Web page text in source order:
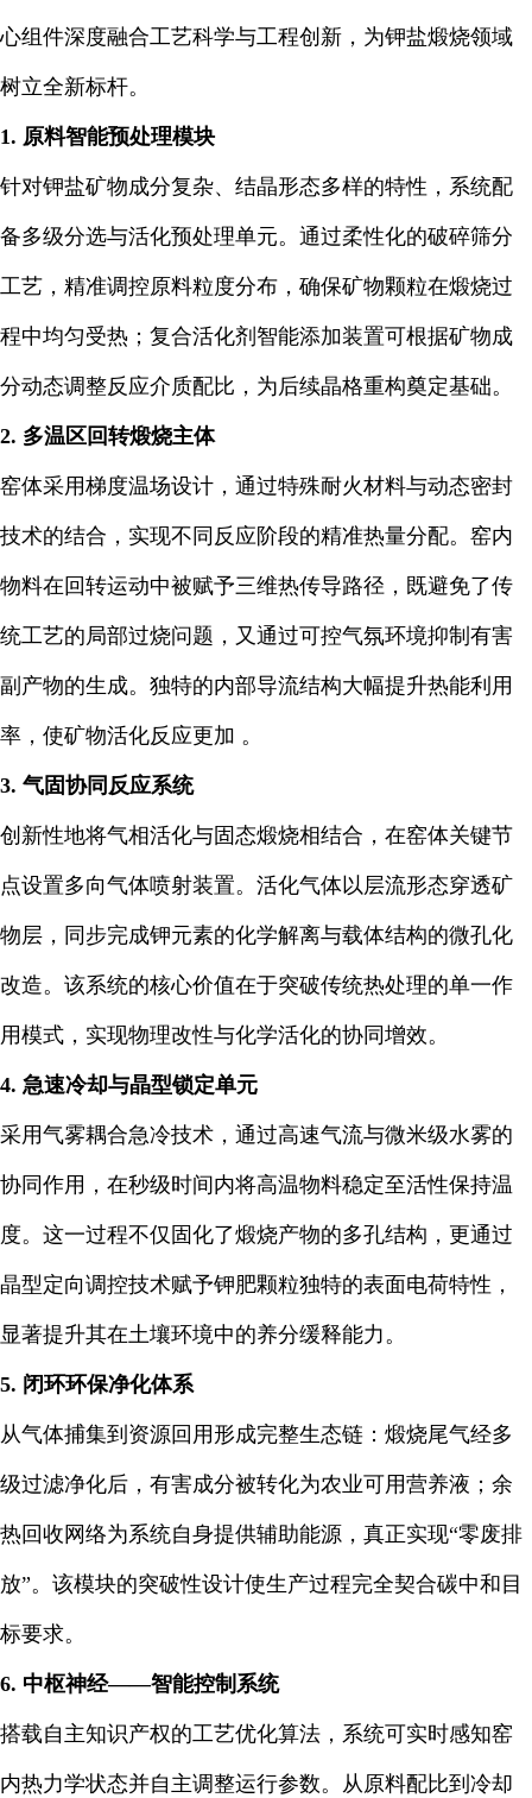
心组件深度融合工艺科学与工程创新，为钾盐煅烧领域
树立全新标杆。
1. 原料智能预处理模块
针对钾盐矿物成分复杂、结晶形态多样的特性，系统配
备多级分选与活化预处理单元。通过柔性化的破碎筛分
工艺，精准调控原料粒度分布，确保矿物颗粒在煅烧过
程中均匀受热；复合活化剂智能添加装置可根据矿物成
分动态调整反应介质配比，为后续晶格重构奠定基础。
2. 多温区回转煅烧主体
窑体采用梯度温场设计，通过特殊耐火材料与动态密封
技术的结合，实现不同反应阶段的精准热量分配。窑内
物料在回转运动中被赋予三维热传导路径，既避免了传
统工艺的局部过烧问题，又通过可控气氛环境抑制有害
副产物的生成。独特的内部导流结构大幅提升热能利用
率，使矿物活化反应更加 。
3. 气固协同反应系统
创新性地将气相活化与固态煅烧相结合，在窑体关键节
点设置多向气体喷射装置。活化气体以层流形态穿透矿
物层，同步完成钾元素的化学解离与载体结构的微孔化
改造。该系统的核心价值在于突破传统热处理的单一作
用模式，实现物理改性与化学活化的协同增效。
4. 急速冷却与晶型锁定单元
采用气雾耦合急冷技术，通过高速气流与微米级水雾的
协同作用，在秒级时间内将高温物料稳定至活性保持温
度。这一过程不仅固化了煅烧产物的多孔结构，更通过
晶型定向调控技术赋予钾肥颗粒独特的表面电荷特性，
显著提升其在土壤环境中的养分缓释能力。
5. 闭环环保净化体系
从气体捕集到资源回用形成完整生态链：煅烧尾气经多
级过滤净化后，有害成分被转化为农业可用营养液；余
热回收网络为系统自身提供辅助能源，真正实现“零废排
放”。该模块的突破性设计使生产过程完全契合碳中和目
标要求。
6. 中枢神经——智能控制系统
搭载自主知识产权的工艺优化算法，系统可实时感知窑
内热力学状态并自主调整运行参数。从原料配比到冷却